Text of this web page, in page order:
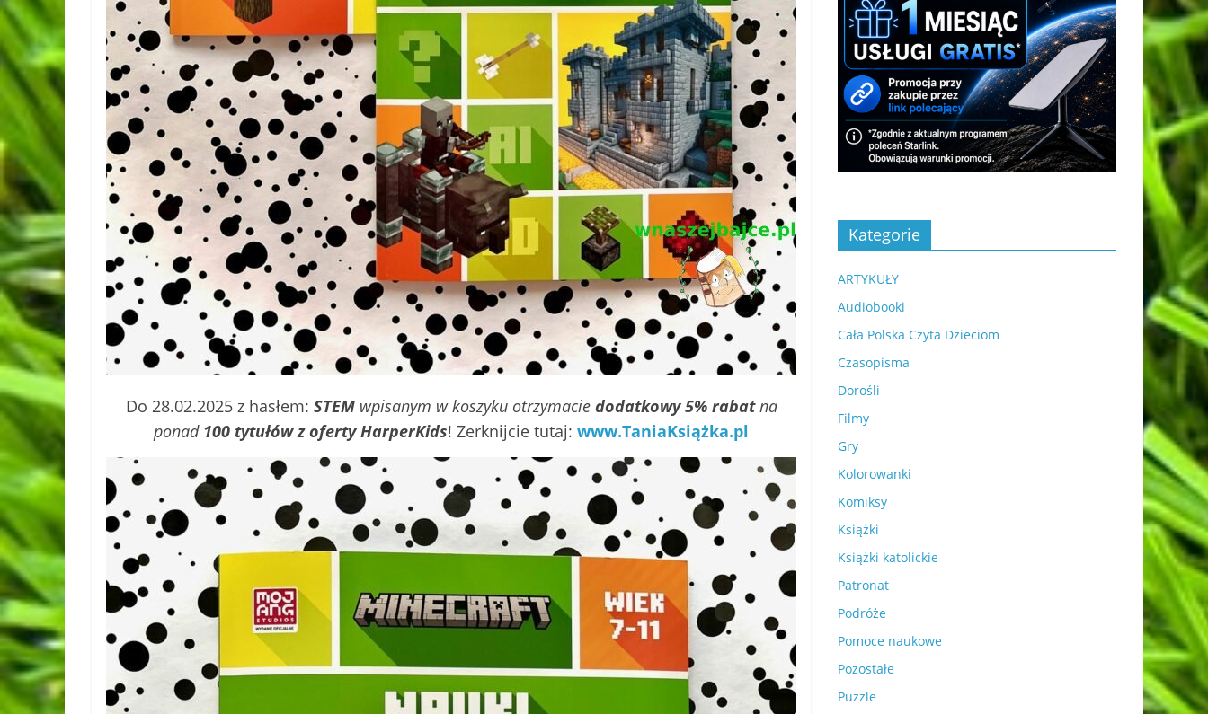
Do 28.02.2025 z hasłem: STEMwpisanym w koszyku otrzymacie dodatkowy 5% rabatna
ponad 100 tytułów z oferty HarperKids! Zerknijcie tutaj: www.TaniaKsiążka.pl
Kategorie
ARTYKUŁY
Audiobooki
Cała Polska Czyta Dzieciom
Czasopisma
Dorośli
Filmy
Gry
Kolorowanki
Komiksy
Książki
Książki katolickie
Patronat
Podróże
Pomoce naukowe
Pozostałe
Puzzle